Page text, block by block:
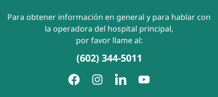
Para obtener información en general y para hablar con
la operadora del hospital principal,
por favor llame al:
(602) 344-5011